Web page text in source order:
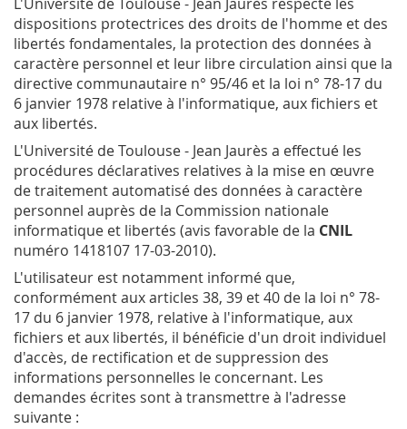
dispositions protectrices des droits de l'homme et des
libertés fondamentales, la protection des données à
caractère personnel et leur libre circulation ainsi que la
directive communautaire n° 95/46 et la loi n° 78-17 du
6 janvier 1978 relative à l'informatique, aux fichiers et
aux libertés.
L'Université de Toulouse - Jean Jaurès a effectué les
procédures déclaratives relatives à la mise en œuvre
de traitement automatisé des données à caractère
personnel auprès de la Commission nationale
informatique et libertés (avis favorable de la CNIL
numéro 1418107 17-03-2010).
L'utilisateur est notamment informé que,
conformément aux articles 38, 39 et 40 de la loi n° 78-
17 du 6 janvier 1978, relative à l'informatique, aux
fichiers et aux libertés, il bénéficie d'un droit individuel
d'accès, de rectification et de suppression des
informations personnelles le concernant. Les
demandes écrites sont à transmettre à l'adresse
suivante :